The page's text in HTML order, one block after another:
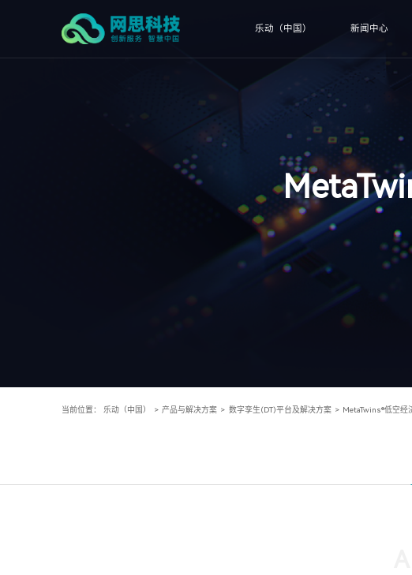
乐动（中国） 新闻中心
当前位置： 乐动（中国） > 产品与解决方案 > 数字孪生(DT)平台及解决方案 > MetaTwins®低空经